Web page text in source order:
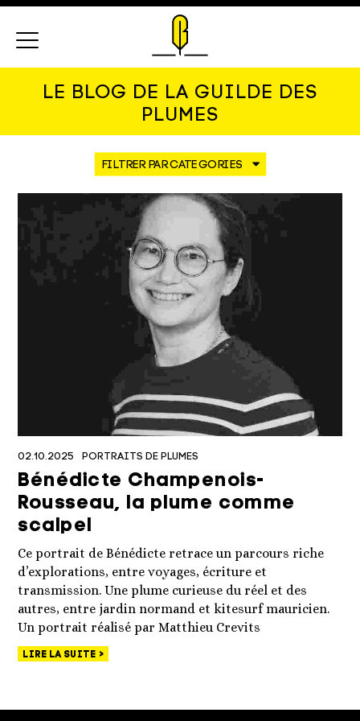
LE BLOG DE LA GUILDE DES
PLUMES
02.10.2025 PORTRAITS DE PLUMES
Bénédicte Champenois-
Rousseau, la plume comme
scalpel
Ce portrait de Bénédicte retrace un parcours riche
d’explorations, entre voyages, écriture et
transmission. Une plume curieuse du réel et des
autres, entre jardin normand et kitesurf mauricien.
Un portrait réalisé par Matthieu Crevits
LIRE LA SUITE